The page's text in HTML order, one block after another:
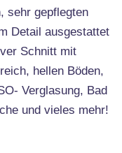
sehr gepflegten
Detail ausgestattet
Schnitt mit
hellen Böden,
Verglasung, Bad
und vieles mehr!